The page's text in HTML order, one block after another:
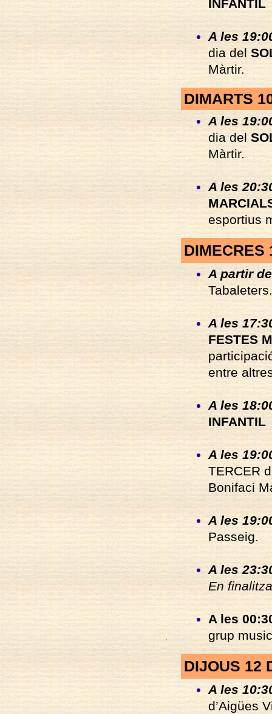
INFANTIL
A les
dia del
Màrtir.
DIMARTS
A les
dia del
Màrtir.
A les
esportius
DIMECRES
A partir
Tabaleters.
A les
FESTES
entre
A les
INFANTIL
A les
TERCER
Bonifaci
A les
Passeig.
A les
En
A les
grup
DIJOUS 12
A les
d’Aigües